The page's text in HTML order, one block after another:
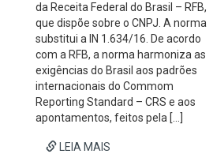
da Receita Federal do Brasil – RFB,
que dispõe sobre o CNPJ. A norma
substitui a IN 1.634/16. De acordo
com a RFB, a norma harmoniza as
exigências do Brasil aos padrões
internacionais do Commom
Reporting Standard – CRS e aos
apontamentos, feitos pela […]
LEIA MAIS